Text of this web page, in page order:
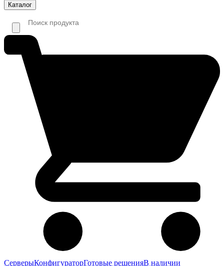
Каталог
СерверыКонфигураторГотовые решенияВ наличии